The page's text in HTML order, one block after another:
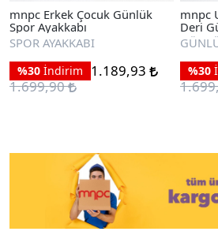
mnpc Erkek Çocuk Günlük
Spor Ayakkabı
SPOR AYAKKABI
%30 İndirim
1.189,93
1.699,90
mnpc
Deri
%30